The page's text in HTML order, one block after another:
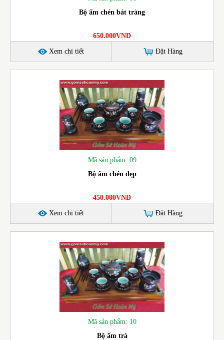
Bộ ấm chén bát tràng
650.000VND
Xem chi tiết Đặt Hàng
Mã sản phẩm: 09
Bộ ấm chén đẹp
450.000VND
Xem chi tiết Đặt Hàng
Mã sản phẩm: 10
Bộ ấm trà